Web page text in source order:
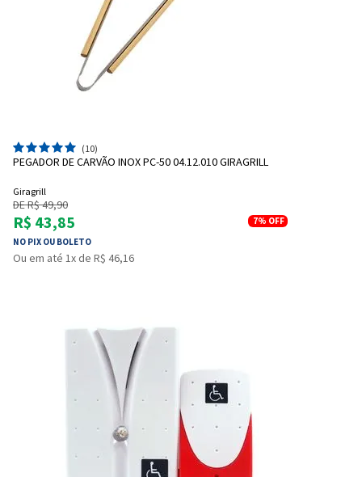
(10)
PEGADOR DE CARVÃO INOX PC-50 04.12.010 GIRAGRILL
Giragrill
DE R$ 49,90
R$ 43,85
NO PIX OU BOLETO
7% OFF
Ou em até 1x de R$ 46,16